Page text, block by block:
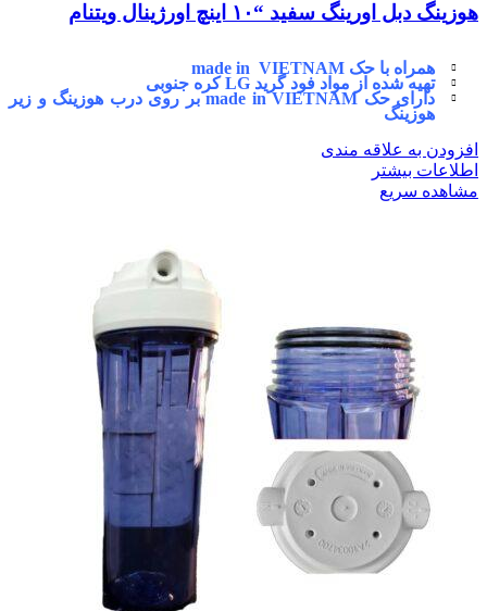
هوزینگ دبل اورینگ سفید “۱۰ اینچ اورژینال ویتنام
همراه با حک made in VIETNAM
تهیه شده از مواد فود گرید LG کره جنوبی
دارای حک made in VIETNAM بر روی درب هوزینگ و زیر
هوزینگ
افزودن به علاقه مندی
اطلاعات بیشتر
مشاهده سریع